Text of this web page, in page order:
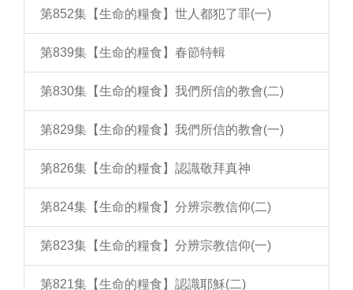
第852集【生命的糧食】世人都犯了罪(一)
第839集【生命的糧食】春節特輯
第830集【生命的糧食】我們所信的教會(二)
第829集【生命的糧食】我們所信的教會(一)
第826集【生命的糧食】認識敬拜真神
第824集【生命的糧食】分辨宗教信仰(二)
第823集【生命的糧食】分辨宗教信仰(一)
第821集【生命的糧食】認識耶穌(二)